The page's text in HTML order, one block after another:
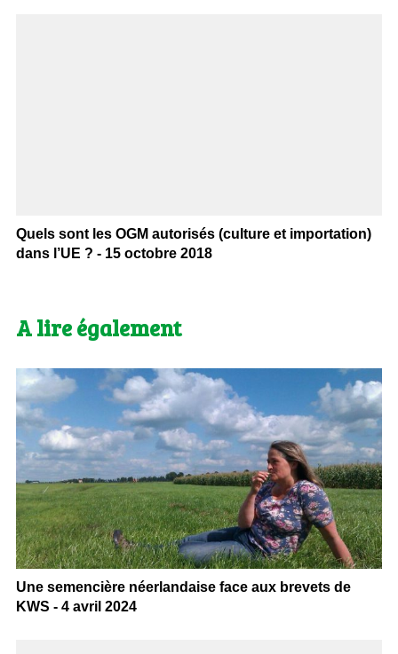
Quels sont les OGM autorisés (culture et importation)
dans l’UE ? - 15 octobre 2018
A lire également
Une semencière néerlandaise face aux brevets de
KWS - 4 avril 2024